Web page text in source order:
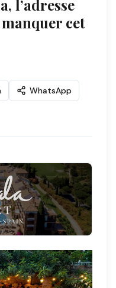
l’adresse
cet
WhatsApp